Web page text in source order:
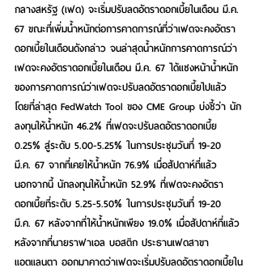
กลางสหรัฐ (เฟด) จะเริ่มปรับลดอัตราดอกเบี้ยในเดือน มี.ค.
67 ขณะที่เพิ่มน้ำหนักต่อการคาดการณ์ที่ว่าเฟดจะคงอัตรา
ดอกเบี้ยในเดือนดังกล่าว จนล่าสุดน้ำหนักการคาดการณ์ว่า
เฟดจะคงอัตราดอกเบี้ยในเดือน มี.ค. 67 ได้แซงหน้าน้ำหนัก
ของการคาดการณ์ว่าเฟดจะปรับลดอัตราดอกเบี้ยไปแล้ว
โดยที่ล่าสุด FedWatch Tool ของ CME Group บ่งชี้ว่า นัก
ลงทุนให้น้ำหนัก 46.2% ที่เฟดจะปรับลดอัตราดอกเบี้ย
0.25% สู่ระดับ 5.00-5.25% ในการประชุมวันที่ 19-20
มี.ค. 67 จากที่เคยให้น้ำหนัก 76.9% เมื่อสัปดาห์ที่แล้ว
นอกจากนี้ นักลงทุนให้น้ำหนัก 52.9% ที่เฟดจะคงอัตรา
ดอกเบี้ยที่ระดับ 5.25-5.50% ในการประชุมวันที่ 19-20
มี.ค. 67 หลังจากที่ให้น้ำหนักเพียง 19.0% เมื่อสัปดาห์ที่แล้ว
หลังจากที่นายราฟาเอล บอสติก ประธานเฟดสาขา
แอตแลนตา ออกมาคาดว่าเฟดจะเริ่มปรับลดอัตราดอกเบี้ยใน